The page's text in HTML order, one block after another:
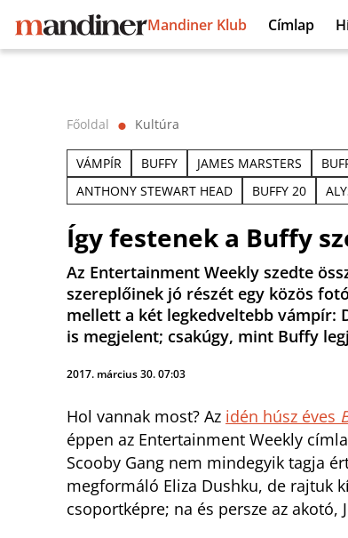
Mandiner Klub Címlap
Főoldal ⬤ Kultúra
VÁMPÍR BUFFY JAMES MARSTERS
ANTHONY STEWART HEAD
BUFFY 20
Így festenek a Buffy
Az Entertainment Weekly szedte
szereplőinek jó részét egy közös
mellett a két legkedveltebb vámpír:
is megjelent; csakúgy, mint Buffy
2017. március 30. 07:03
Hol vannak most? Az idén húsz éves
éppen az Entertainment Weekly
Scooby Gang nem mindegyik tagja
megformáló Eliza Dushku, de rajtuk
csoportképre; na és persze az akotó,